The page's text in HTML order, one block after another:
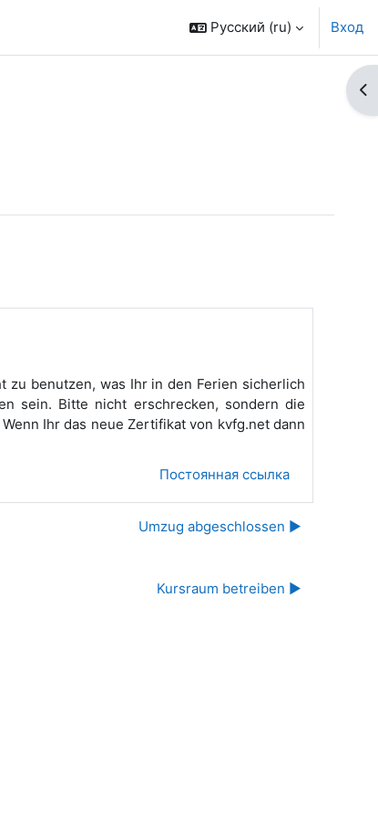
Русский ‎(ru)‎ Вход
zu benutzen, was Ihr in den Ferien sicherlich
sein. Bitte nicht erschrecken, sondern die
Ihr das neue Zertifikat von kvfg.net dann
Постоянная ссылка
Umzug abgeschlossen ▶︎
Kursraum betreiben ▶︎